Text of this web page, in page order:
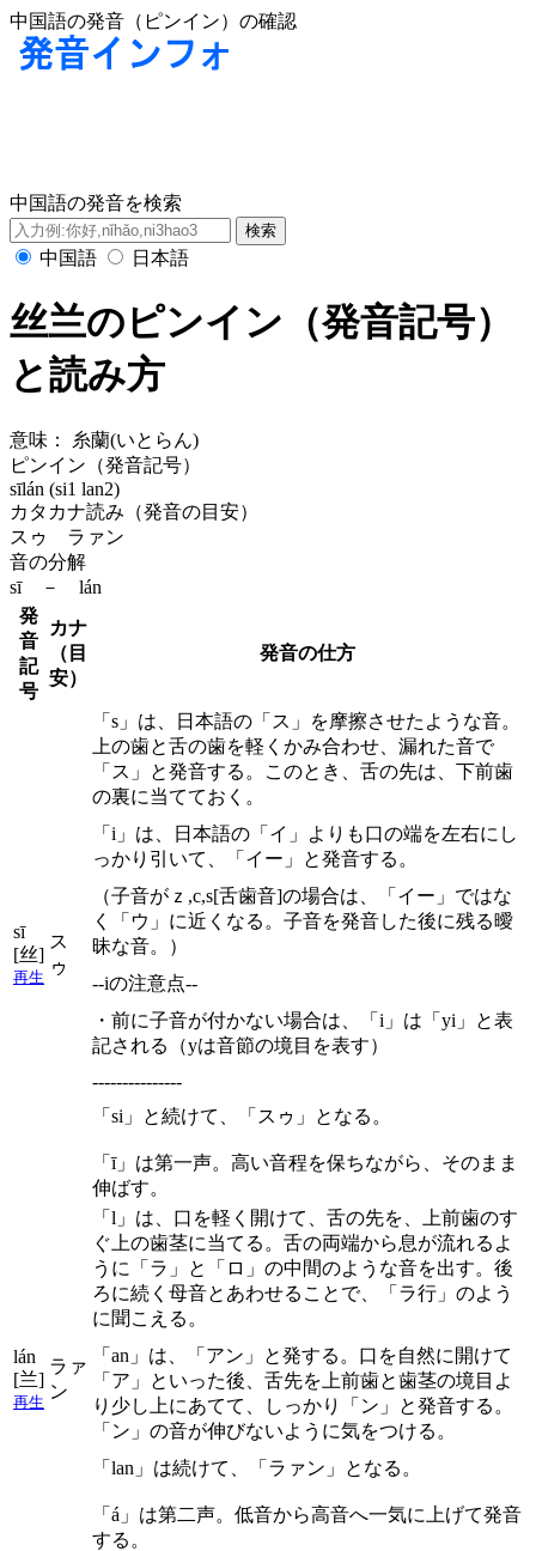
中国語の発音（ピンイン）の確認
中国語の発音を検索
中国語 日本語
丝兰のピンイン（発音記号）
と読み方
意味：
糸蘭(いとらん)
ピンイン（発音記号）
sīlán (si1 lan2)
カタカナ読み（発音の目安）
スゥ ラァン
音の分解
sī － lán
発
音
記
号
カナ
（目
安）
発音の仕方
sī
[丝]
再生
ス
ゥ
「s」は、日本語の「ス」を摩擦させたような音。
上の歯と舌の歯を軽くかみ合わせ、漏れた音で
「ス」と発音する。このとき、舌の先は、下前歯
の裏に当てておく。
「i」は、日本語の「イ」よりも口の端を左右にし
っかり引いて、「イー」と発音する。
（子音がｚ,c,s[舌歯音]の場合は、「イー」ではな
く「ウ」に近くなる。子音を発音した後に残る曖
昧な音。）
--iの注意点--
・前に子音が付かない場合は、「i」は「yi」と表
記される（yは音節の境目を表す）
---------------
「si」と続けて、「スゥ」となる。
「ī」は第一声。高い音程を保ちながら、そのまま
伸ばす。
lán
[兰]
再生
ラァ
ン
「l」は、口を軽く開けて、舌の先を、上前歯のす
ぐ上の歯茎に当てる。舌の両端から息が流れるよ
うに「ラ」と「ロ」の中間のような音を出す。後
ろに続く母音とあわせることで、「ラ行」のよう
に聞こえる。
「an」は、「アン」と発する。口を自然に開けて
「ア」といった後、舌先を上前歯と歯茎の境目よ
り少し上にあてて、しっかり「ン」と発音する。
「ン」の音が伸びないように気をつける。
「lan」は続けて、「ラァン」となる。
「á」は第二声。低音から高音へ一気に上げて発音
する。